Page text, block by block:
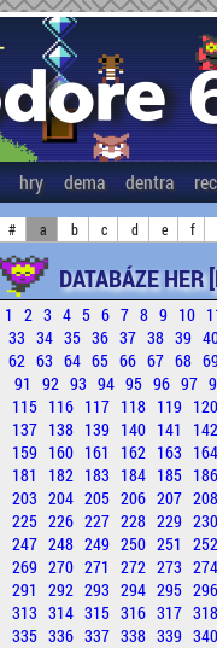
hry dema dentra
# a b c d e f
DATABÁZE
1 2 3 4 5 6 7 8 9 10
33 34 35 36 37 38 39
62 63 64 65 66 67 68
91 92 93 94 95 96 97
115 116 117 118 119
137 138 139 140 141
159 160 161 162 163
181
182 183 184 185
203 204 205 206 207
225 226 227 228 229
247 248 249 250 251
269 270 271 272 273
291 292 293 294 295
313 314 315 316 317
335 336 337 338 339